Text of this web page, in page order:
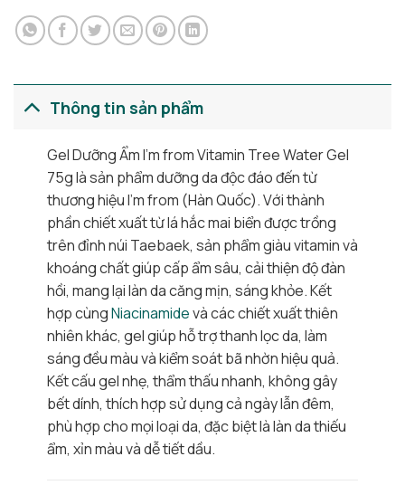
Thông tin sản phẩm
Gel Dưỡng Ẩm I’m from Vitamin Tree Water Gel
75g là sản phẩm dưỡng da độc đáo đến từ
thương hiệu I’m from (Hàn Quốc). Với thành
phần chiết xuất từ lá hắc mai biển được trồng
trên đỉnh núi Taebaek, sản phẩm giàu vitamin và
khoáng chất giúp cấp ẩm sâu, cải thiện độ đàn
hồi, mang lại làn da căng mịn, sáng khỏe. Kết
hợp cùngNiacinamidevà các chiết xuất thiên
nhiên khác, gel giúp hỗ trợ thanh lọc da, làm
sáng đều màu và kiểm soát bã nhờn hiệu quả.
Kết cấu gel nhẹ, thẩm thấu nhanh, không gây
bết dính, thích hợp sử dụng cả ngày lẫn đêm,
phù hợp cho mọi loại da, đặc biệt là làn da thiếu
ẩm, xỉn màu và dễ tiết dầu.